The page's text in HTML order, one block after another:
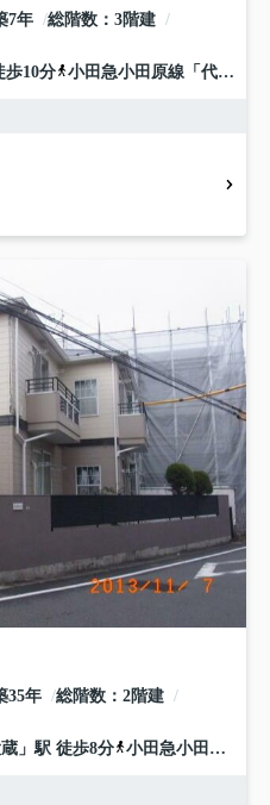
7年 総階数
3階建
歩10分 小田急小田原線 「 代々木八幡
35年 総階数
2階建
」駅 徒歩8分 小田急小田原線